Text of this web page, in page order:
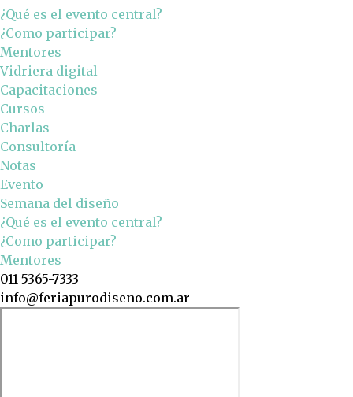
¿Qué es el evento central?
¿Como participar?
Mentores
Vidriera digital
Capacitaciones
Cursos
Charlas
Consultoría
Notas
Evento
Semana del diseño
¿Qué es el evento central?
¿Como participar?
Mentores
011 5365-7333
info@feriapurodiseno.com.ar